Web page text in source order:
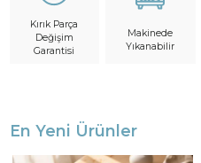
Kırık Parça
Değişim
Garantisi
Makinede
Yıkanabilir
En Yeni Ürünler